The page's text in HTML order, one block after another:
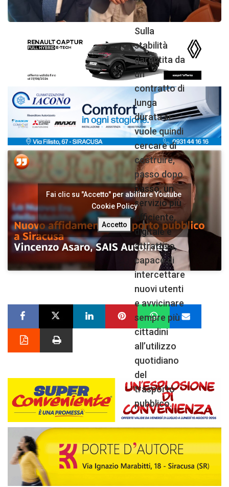
Sulla
stabilità
garantita da
un
contratto di
lunga
durata si
vuole quindi
cercare di
costruire,
passo dopo
passo, un
servizio più
efficiente,
digitale e
attrattivo,
capace di
intercettare
nuovi utenti
e avvicinare
sempre più
cittadini
all’utilizzo
quotidiano
del
trasporto
pubblico.
Fai clic su "Accetto" per abilitare Youtube
Cookie Policy
Accetto